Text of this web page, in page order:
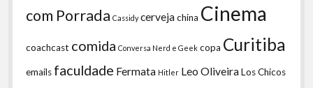
com Porrada Cassidy cervejachina Cinema
coachcast comida Conversa Nerd e Geek copa Curitiba
emails faculdade Fermata Hitler Leo OliveiraLos Chicos